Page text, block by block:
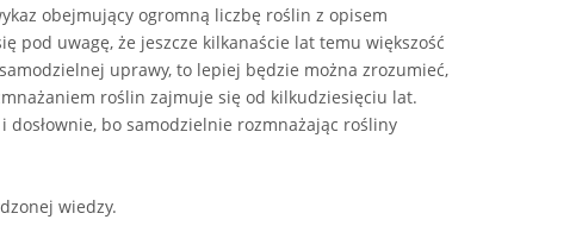
obejmujący ogromną liczbę roślin z opisem
pod uwagę, że jeszcze kilkanaście lat temu większość
uprawy, to lepiej będzie można zrozumieć,
roślin zajmuje się od kilkudziesięciu lat.
dosłownie, bo samodzielnie rozmnażając rośliny
wiedzy.